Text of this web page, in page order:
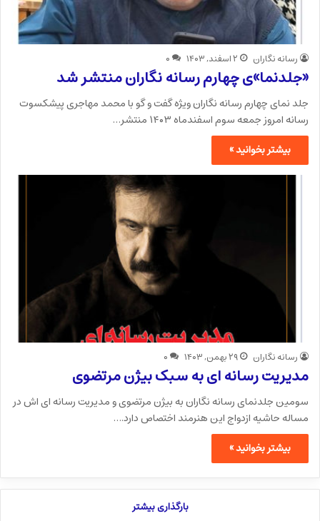
رسانه نگاران ۲ اسفند, ۱۴۰۳ ۰
«جلدنما»ی چهارم رسانه نگاران منتشر شد
جلد نمای چهارم رسانه نگاران ویژه گفت و گو با محمد مهاجری پیشکسوت
رسانه امروز جمعه سوم اسفندماه ۱۴۰۳ منتشر…
بیشتر بخوانید »
رسانه نگاران ۲۹ بهمن, ۱۴۰۳ ۰
مدیریت رسانه ای به سبک بیژن مرتضوی
سومین جلدنمای رسانه نگاران به بیژن مرتضوی و مدیریت رسانه ای اش در
مساله حاشیه ازدواج این هنرمند اختصاص دارد.…
بیشتر بخوانید »
بارگذاری بیشتر